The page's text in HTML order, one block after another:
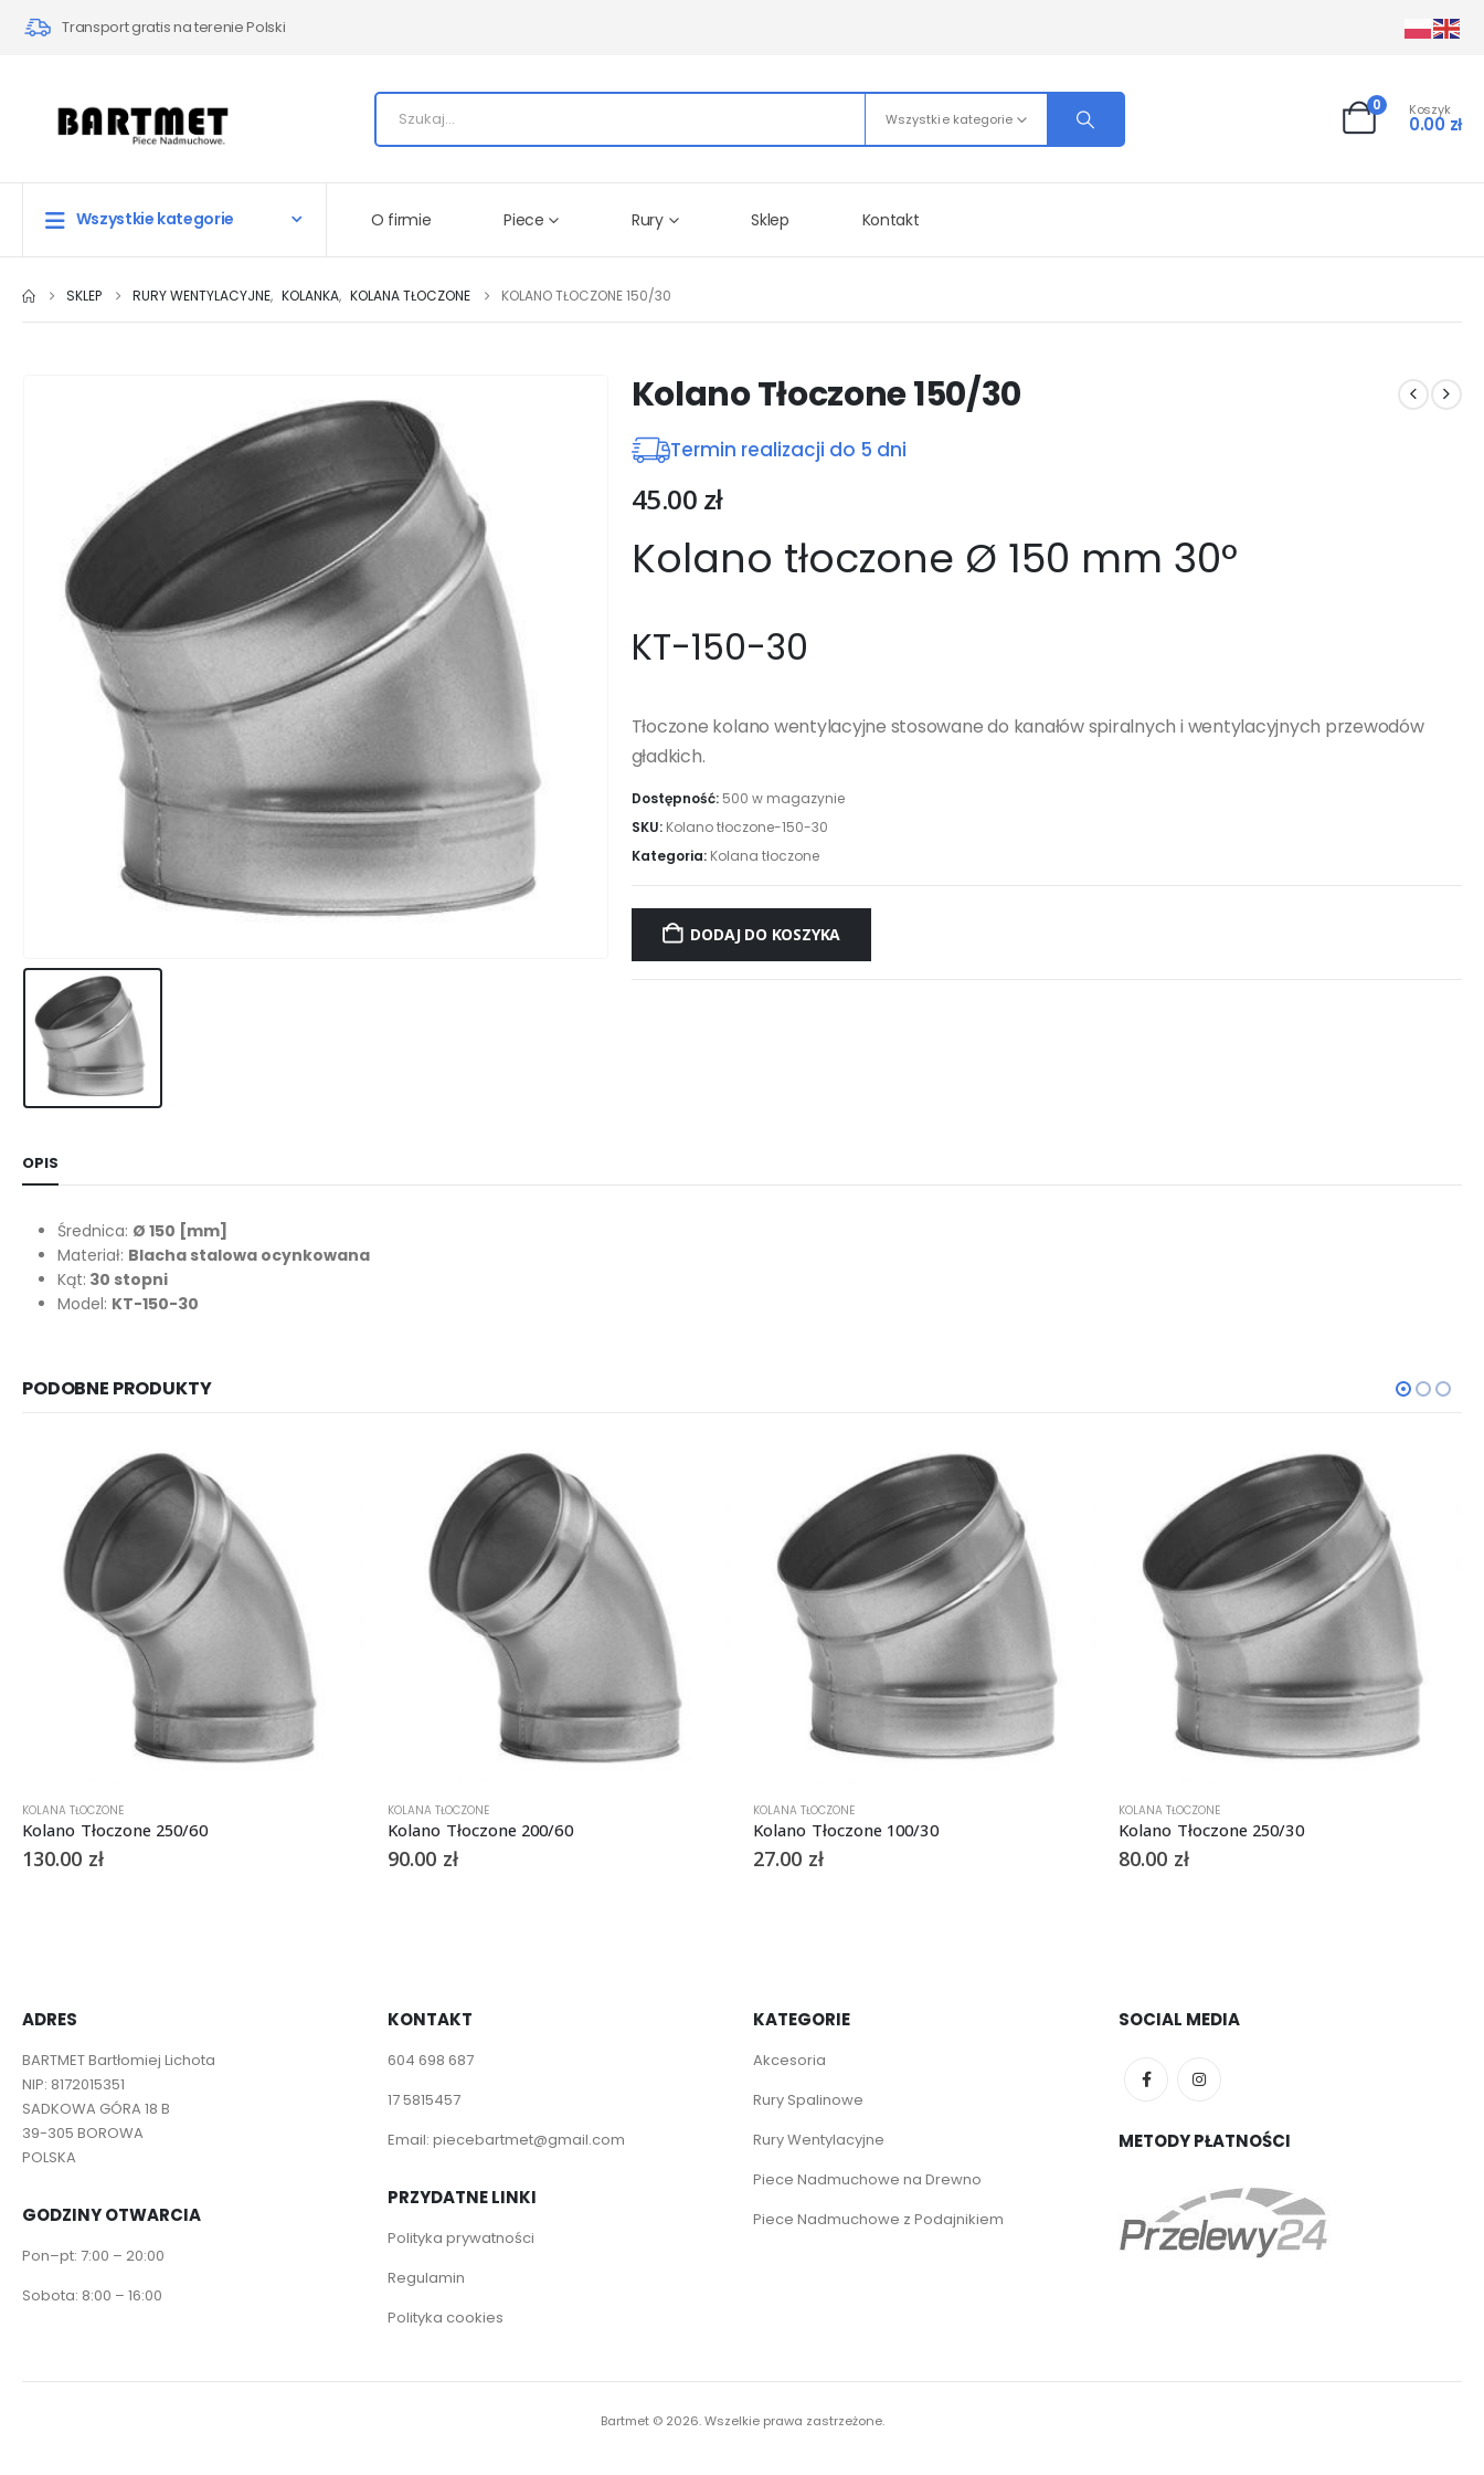
Transport gratis na terenie Polski
Wszystkie kategorie
0 Koszyk
0.00 zł
Wszystkie kategorie O firmie Piece Rury Sklep Kontakt
SKLEP RURY WENTYLACYJNE, KOLANKA, KOLANA TŁOCZONE KOLANO TŁOCZONE 150/30
Kolano Tłoczone 150/30
Termin realizacji do 5 dni
45.00 zł
Kolano tłoczone Ø 150 mm 30°
KT-150-30
Tłoczone kolano wentylacyjne stosowane do kanałów spiralnych i wentylacyjnych przewodów
gładkich.
Dostępność: 500 w magazynie
SKU: Kolano tłoczone-150-30
Kategoria: Kolana tłoczone
DODAJ DO KOSZYKA
OPIS
Średnica: Ø 150 [mm]
Materiał: Blacha stalowa ocynkowana
Kąt: 30 stopni
Model: KT-150-30
PODOBNE PRODUKTY
KOLANA TŁOCZONE
Kolano Tłoczone 250/60
130.00 zł
KOLANA TŁOCZONE
Kolano Tłoczone 200/60
90.00 zł
KOLANA TŁOCZONE
Kolano Tłoczone 100/30
27.00 zł
KOLANA TŁOCZONE
Kolano Tłoczone 250/30
80.00 zł
ADRES
BARTMET Bartłomiej Lichota
NIP: 8172015351
SADKOWA GÓRA 18 B
39-305 BOROWA
POLSKA
GODZINY OTWARCIA
Pon–pt: 7:00 – 20:00
Sobota: 8:00 – 16:00
KONTAKT
604 698 687
17 5815457
Email: piecebartmet@gmail.com
PRZYDATNE LINKI
Polityka prywatności
Regulamin
Polityka cookies
KATEGORIE
Akcesoria
Rury Spalinowe
Rury Wentylacyjne
Piece Nadmuchowe na Drewno
Piece Nadmuchowe z Podajnikiem
SOCIAL MEDIA
METODY PŁATNOŚCI
Bartmet © 2026. Wszelkie prawa zastrzeżone.